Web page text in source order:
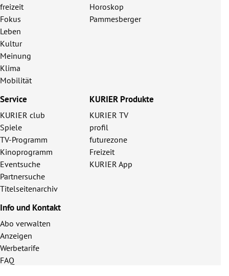
freizeit
Fokus
Leben
Kultur
Meinung
Klima
Mobilität
Horoskop
Pammesberger
Service
KURIER club
Spiele
TV-Programm
Kinoprogramm
Eventsuche
Partnersuche
Titelseitenarchiv
KURIER Produkte
KURIER TV
profil
futurezone
Freizeit
KURIER App
Info und Kontakt
Abo verwalten
Anzeigen
Werbetarife
FAQ